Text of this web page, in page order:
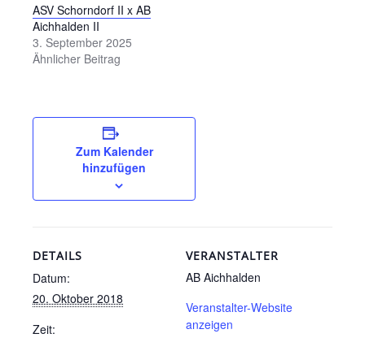
ASV Schorndorf II x AB
Aichhalden II
3. September 2025
Ähnlicher Beitrag
Zum Kalender
hinzufügen
DETAILS
Datum:
20. Oktober 2018
Zeit:
VERANSTALTER
AB Aichhalden
Veranstalter-Website
anzeigen